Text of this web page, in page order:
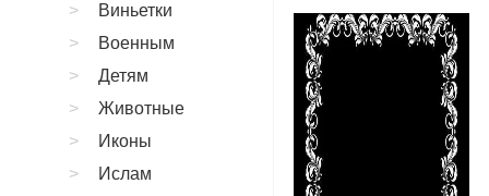
Виньетки
Военным
Детям
Животные
Иконы
Ислам